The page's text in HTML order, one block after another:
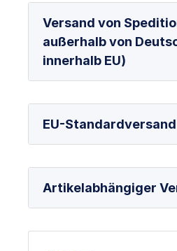
Versand von
außerhalb von
innerhalb EU)
EU-Standardversand
Artikelabhängiger